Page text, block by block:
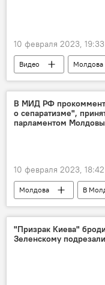
10 февраля 2023, 19:33
Видео Молдова
Александр Пушкин
В МИД РФ
о сепаратизме",
парламентом Молдовы
10 февраля 2023, 18:42
Молдова В
"Призрак Киева"
Зеленскому